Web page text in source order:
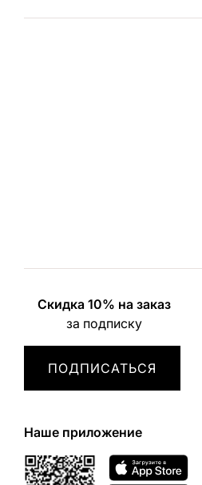
Скидка 10% на заказ
за подписку
ПОДПИСАТЬСЯ
Наше приложение